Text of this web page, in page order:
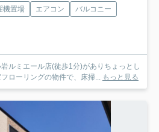
機置場 エアコン
バルコニー
ルミエール店(徒歩1分)がありちょっとし
ローリングの物件で、床掃...
もっと見る